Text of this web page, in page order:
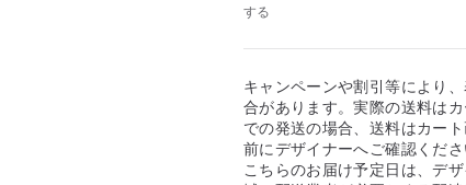
する
キャンペーンや割引等により
合があります。実際の送料は
での発送の場合、送料はカー
前にデザイナーへご確認くださ
こちらのお届け予定日は、デ